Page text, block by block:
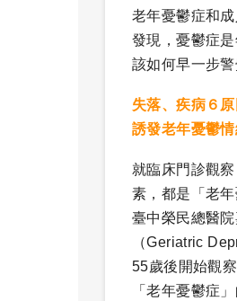
老年憂鬱症和
發現，憂鬱症
該如何早一步警
失落、疾病６原
誘發老年憂鬱
就臨床門診觀
素，都是「老年
臺中榮民總醫
（Geriatric
55歲後開始觀
「老年憂鬱症